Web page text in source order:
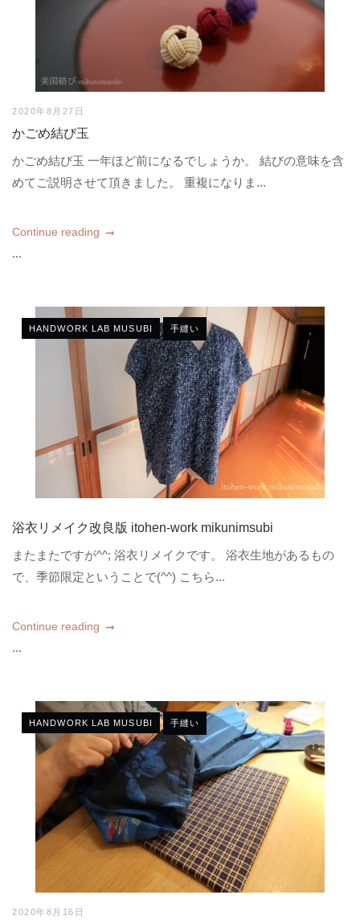
2020年8月27日
かごめ結び玉
かごめ結び玉 一年ほど前になるでしょうか。 結びの意味を含
めてご説明させて頂きました。 重複になりま...
Continue reading
...
HANDWORK LAB MUSUBI 手縫い
浴衣リメイク改良版 itohen-work mikunimsubi
またまたですが^^; 浴衣リメイクです。 浴衣生地があるもの
で、季節限定ということで(^^) こちら...
Continue reading
...
HANDWORK LAB MUSUBI 手縫い
2020年8月16日